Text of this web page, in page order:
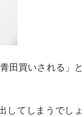
田買いされる」と
してしまうでしょ